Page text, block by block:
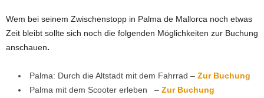
Wem bei seinem Zwischenstopp in Palma de Mallorca noch etwas
Zeit bleibt sollte sich noch die folgenden Möglichkeiten zur Buchung
anschauen.
Palma: Durch die Altstadt mit dem Fahrrad – Zur Buchung
Palma mit dem Scooter erleben – Zur Buchung